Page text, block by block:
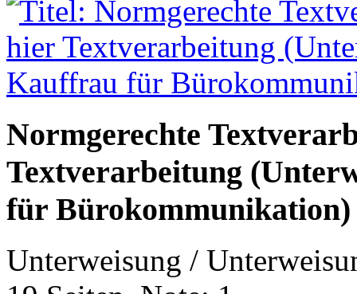
Normgerechte
Textverarbeitung
für Bürokommunikation)
Unterweisung /